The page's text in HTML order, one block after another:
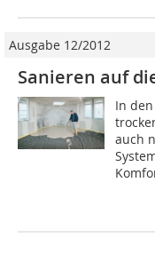
Ausgabe 12/2012
Sanieren auf
In
auch